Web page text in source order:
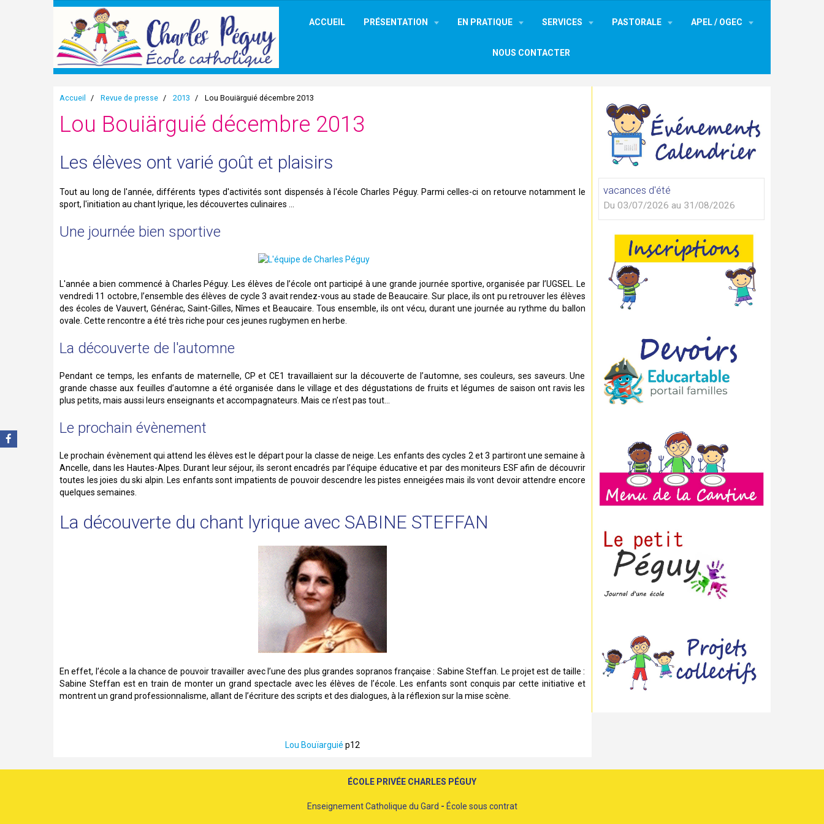
ACCUEIL PRÉSENTATION EN PRATIQUE SERVICES PASTORALE APEL / OGEC
NOUS CONTACTER
Accueil Revue de presse 2013 Lou Bouiärguié décembre 2013
Lou Bouiärguié décembre 2013
Les élèves ont varié goût et plaisirs
Tout au long de l'année, différents types d'activités sont dispensés à l'école Charles Péguy. Parmi celles-ci on retourve notamment le
sport, l'initiation au chant lyrique, les découvertes culinaires ...
Une journée bien sportive
L'année a bien commencé à Charles Péguy. Les élèves de l’école ont participé à une grande journée sportive, organisée par l’UGSEL. Le
vendredi 11 octobre, l’ensemble des élèves de cycle 3 avait rendez-vous au stade de Beaucaire. Sur place, ils ont pu retrouver les élèves
des écoles de Vauvert, Générac, Saint-Gilles, Nîmes et Beaucaire. Tous ensemble, ils ont vécu, durant une journée au rythme du ballon
ovale. Cette rencontre a été très riche pour ces jeunes rugbymen en herbe.
La découverte de l'automne
Pendant ce temps, les enfants de maternelle, CP et CE1 travaillaient sur la découverte de l’automne, ses couleurs, ses saveurs. Une
grande chasse aux feuilles d’automne a été organisée dans le village et des dégustations de fruits et légumes de saison ont ravis les
plus petits, mais aussi leurs enseignants et accompagnateurs. Mais ce n’est pas tout…
Le prochain évènement
Le prochain évènement qui attend les élèves est le départ pour la classe de neige. Les enfants des cycles 2 et 3 partiront une semaine à
Ancelle, dans les Hautes-Alpes. Durant leur séjour, ils seront encadrés par l’équipe éducative et par des moniteurs ESF afin de découvrir
toutes les joies du ski alpin. Les enfants sont impatients de pouvoir descendre les pistes enneigées mais ils vont devoir attendre encore
quelques semaines.
La découverte du chant lyrique avec SABINE STEFFAN
En effet, l’école a la chance de pouvoir travailler avec l’une des plus grandes sopranos française : Sabine Steffan. Le projet est de taille :
Sabine Steffan est en train de monter un grand spectacle avec les élèves de l’école. Les enfants sont conquis par cette initiative et
montrent un grand professionnalisme, allant de l’écriture des scripts et des dialogues, à la réflexion sur la mise scène.
Lou Bouïarguié p12
vacances d'été
Du 03/07/2026 au 31/08/2026
ÉCOLE PRIVÉE CHARLES PÉGUY
Enseignement Catholique du Gard - École sous contrat